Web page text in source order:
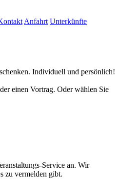
Anfahrt Unterkünfte
Individuell und persönlich!
einen Vortrag. Oder wählen Sie
Service an. Wir
zu vermelden gibt.